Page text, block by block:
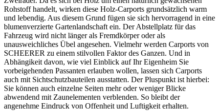
Rohstoff handelt, wirken diese Holz-Carports grundsätzlich warm
und lebendig. Aus diesem Grund fügen sie sich hervorragend in eine
blumenverzierte Gartenlandschaft ein. Der Abstellplatz für das
Fahrzeug wird nicht länger als Fremdkörper oder als
unausweichliches Übel angesehen. Vielmehr werden Carports von
SCHEERER zu einem stilvollen Faktor des Ganzen. Und in
Abhängikeit davon, wie viel Einblick auf Ihr Eigenheim Sie
vorbeigehenden Passanten erlauben wollen, lassen sich Carports
auch mit Sichtschutzbauteilen ausstatten. Der Pluspunkt ist hierbei:
Sie können auch einzelne Seiten mehr oder weniger Blicke
abwendend mit Zaunelementen verblenden. So bleibt der
angenehme Eindruck von Offenheit und Luftigkeit erhalten.